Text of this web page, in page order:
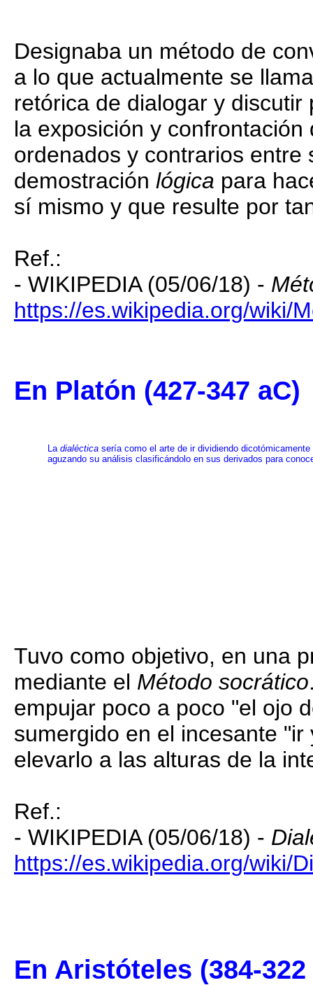
Designaba un método de
a lo que actualmente se
retórica de dialogar y
la exposición y
ordenados y contrarios
demostración lógica para
sí mismo y que resulte por
Ref.:
- WIKIPEDIA (05/06/18) -
https://es.wikipedia.org/wiki/
En Platón (427-347 aC)
La dialéctica sería como el arte de ir dividiendo
aguzando su análisis clasificándolo en sus derivados para
Tuvo como objetivo, en una
mediante el Método socrático
empujar poco a poco "el ojo
sumergido en el incesante
elevarlo a las alturas de la
Ref.:
- WIKIPEDIA (05/06/18) -
https://es.wikipedia.org/wiki/
En Aristóteles (384-322